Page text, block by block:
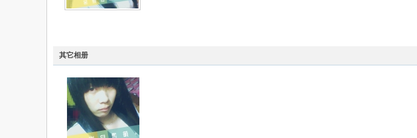
其它相册